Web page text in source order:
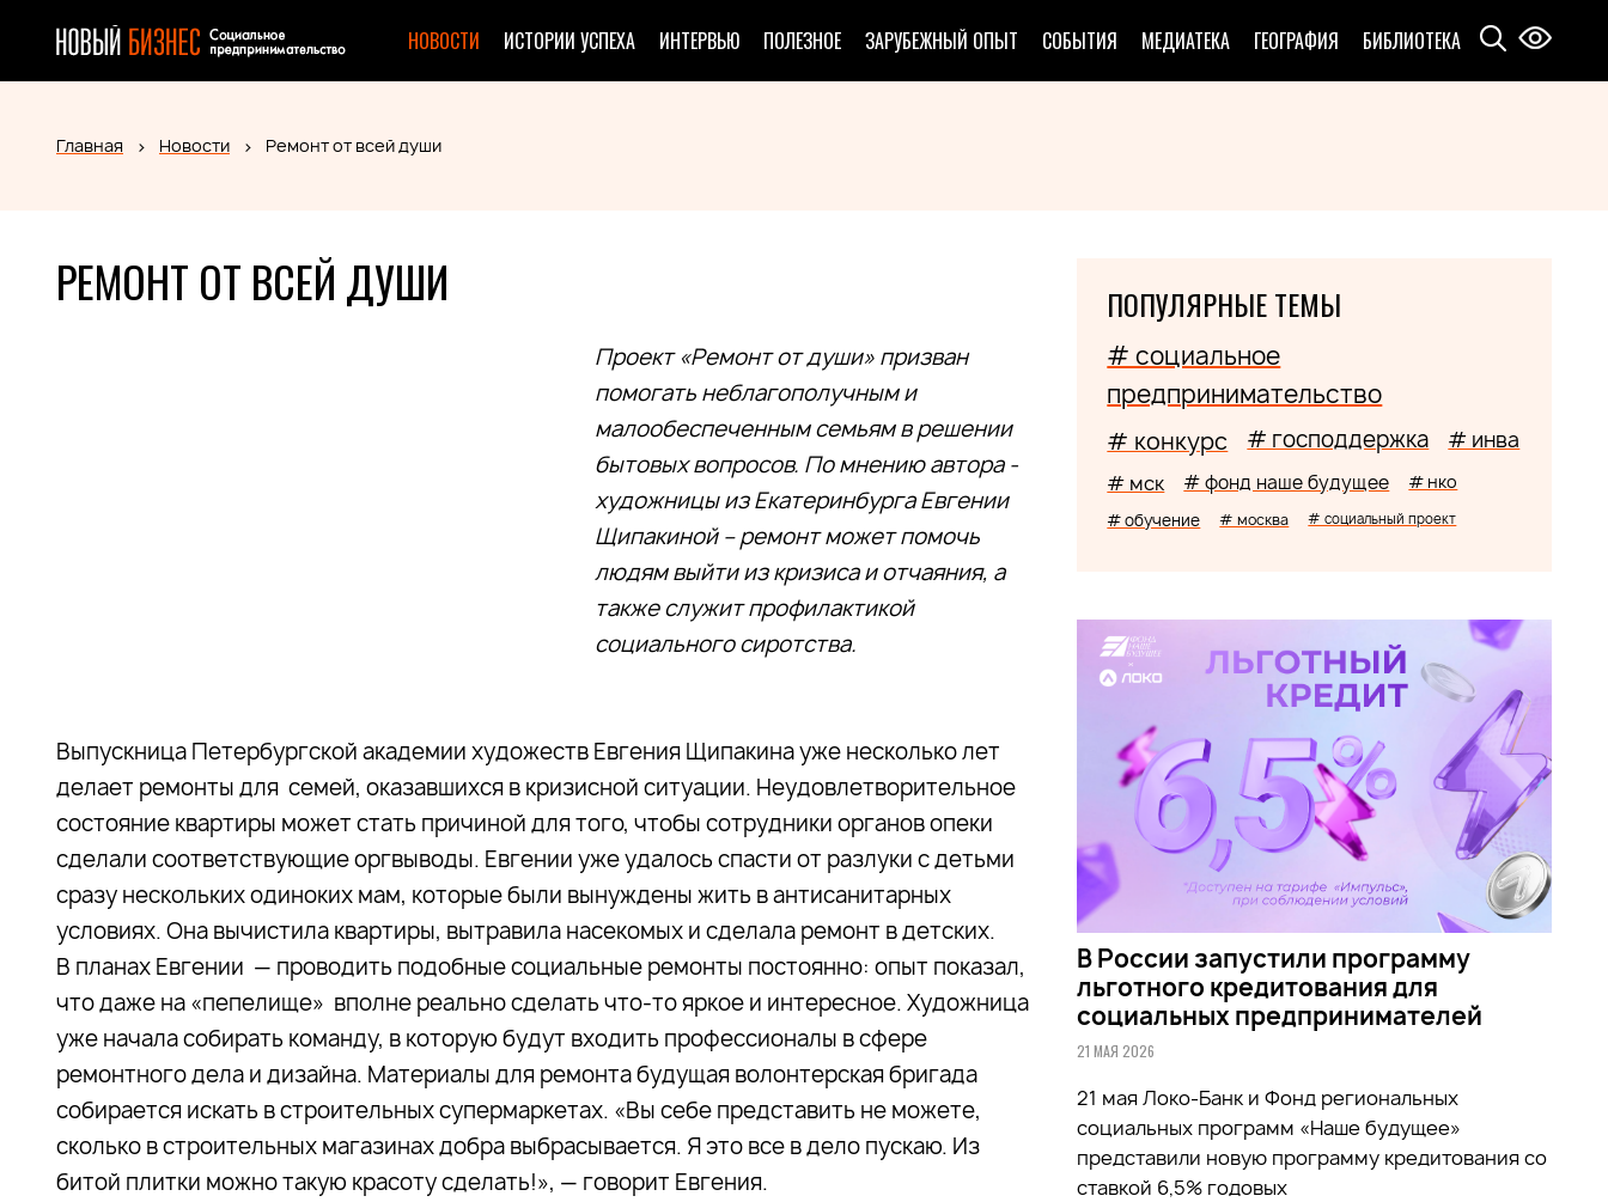
НОВОСТИ ИСТОРИИ УСПЕХА ИНТЕРВЬЮ ПОЛЕЗНОЕ ЗАРУБЕЖНЫЙ ОПЫТ СОБЫТИЯ МЕДИАТЕКА ГЕОГРАФИЯ БИБЛИОТЕКА
Главная Новости Ремонт от всей души
РЕМОНТ ОТ ВСЕЙ ДУШИ
Проект «Ремонт от души» призван
помогать неблагополучным и
малообеспеченным семьям в решении
бытовых вопросов. По мнению автора -
художницы из Екатеринбурга Евгении
Щипакиной – ремонт может помочь
людям выйти из кризиса и отчаяния, а
также служит профилактикой
социального сиротства.
Выпускница Петербургской академии художеств Евгения Щипакина уже несколько лет
делает ремонты для семей, оказавшихся в кризисной ситуации. Неудовлетворительное
состояние квартиры может стать причиной для того, чтобы сотрудники органов опеки
сделали соответствующие оргвыводы. Евгении уже удалось спасти от разлуки с детьми
сразу нескольких одиноких мам, которые были вынуждены жить в антисанитарных
условиях. Она вычистила квартиры, вытравила насекомых и сделала ремонт в детских.
В планах Евгении — проводить подобные социальные ремонты постоянно: опыт показал,
что даже на «пепелище» вполне реально сделать что-то яркое и интересное. Художница
уже начала собирать команду, в которую будут входить профессионалы в сфере
ремонтного дела и дизайна. Материалы для ремонта будущая волонтерская бригада
собирается искать в строительных супермаркетах. «Вы себе представить не можете,
сколько в строительных магазинах добра выбрасывается. Я это все в дело пускаю. Из
битой плитки можно такую красоту сделать!», — говорит Евгения.
ПОПУЛЯРНЫЕ ТЕМЫ
# социальное
предпринимательство
# конкурс # господдержка # инва
# мск # фонд наше будущее # нко
# обучение # москва # социальный проект
В России запустили программу
льготного кредитования для
социальных предпринимателей
21 МАЯ 2026
21 мая Локо-Банк и Фонд региональных
социальных программ «Наше будущее»
представили новую программу кредитования со
ставкой 6,5% годовых